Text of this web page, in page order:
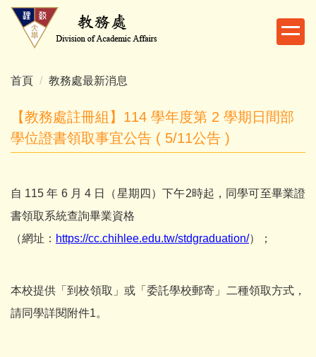
跳
內
首頁 教務處最新消息
【教務處註冊組】114 學年度第 2 學期日間部
學位證書領取事宜公告 ( 5/11公告 )
自 115 年 6 月 4 日（星期四）下午2時起，同學可至畢業證
書領取系統查詢畢業資格
（網址： https://cc.chihlee.edu.tw/stdgraduation/）；
本校提供「到校領取」或「委託學校郵寄」二種領取方式，
請同學詳閱附件1。